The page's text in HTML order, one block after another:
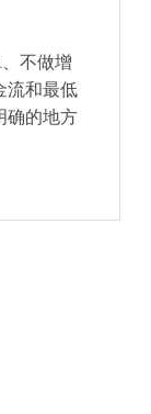
不做增
流和最低
确的地方